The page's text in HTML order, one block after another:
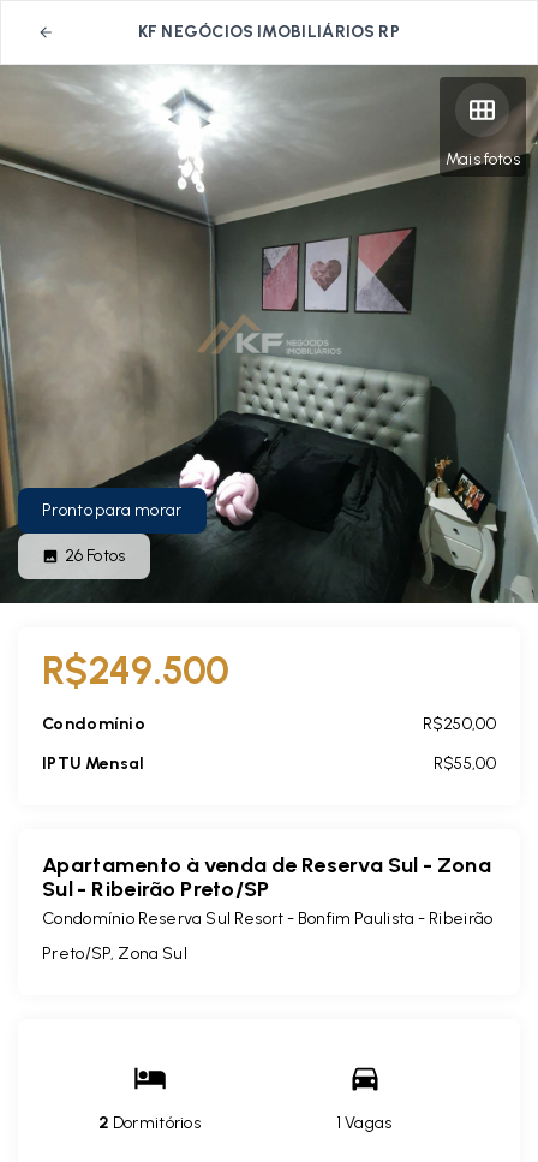
KF NEGÓCIOS IMOBILIÁRIOS RP
Mais fotos
Pronto para morar
26 Fotos
R$249.500
Condomínio
R$250,00
IPTU Mensal
R$55,00
Apartamento à venda de Reserva Sul - Zona
Sul - Ribeirão Preto/SP
Condomínio Reserva Sul Resort - Bonfim Paulista - Ribeirão
Preto/SP, Zona Sul
2 Dormitórios 1 Vagas